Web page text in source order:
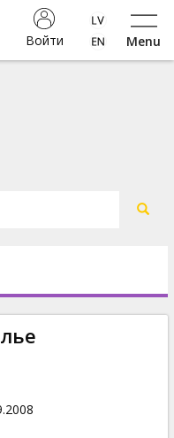
Menu
Войти